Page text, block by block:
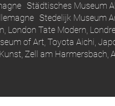
Städtisches Museum
Stedelijk Museum
Tate Modern,
of Art, Toyota Aichi,
Zell am Harmersbach,